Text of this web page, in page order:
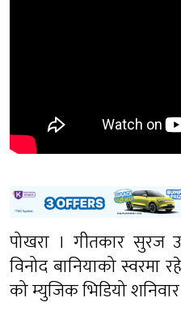
पोखरा । गीतकार सुरज
विनोद बानियाको स्वरमा
को म्युजिक भिडियो